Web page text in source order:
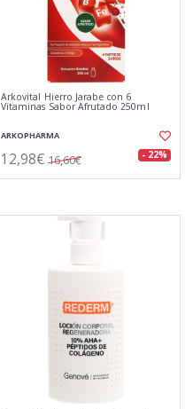
Arkovital Hierro Jarabe con 6
Vitaminas Sabor Afrutado 250ml
ARKOPHARMA
12,98€ 16,60€ - 22%